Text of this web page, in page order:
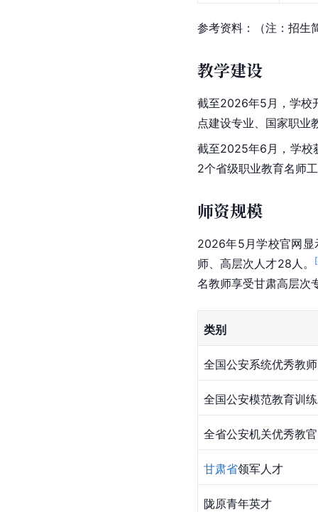
参考资料：（注：招生
教学建设
截至2026年5月，学校
点建设专业、国家职业
截至2025年6月，学校
2个省级职业教育名师
师资规模
2026年5月学校官网显
师、高层次人才28人。
[
名教师享受甘肃高层次
类别
全国公安系统优秀教师
全国公安模范教育训
全省公安机关优秀教官
甘肃省领军人才
陇原青年英才